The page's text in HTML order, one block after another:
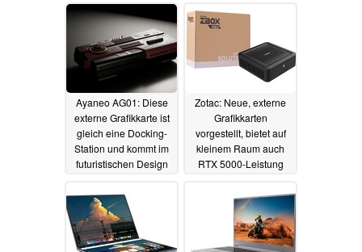
26.09.2024
Ayaneo AG01: Diese
externe Grafikkarte ist
gleich eine Docking-
Station und kommt im
futuristischen Design
Zotac: Neue, externe
Grafikkarten
vorgestellt, bietet auf
kleinem Raum auch
RTX 5000-Leistung